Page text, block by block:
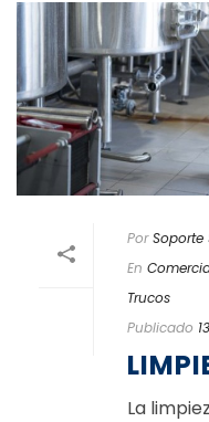
Por Soporte
En
Trucos
Publicado
La